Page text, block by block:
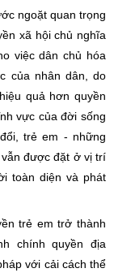
ngoặt quan trọng
xã hội chủ nghĩa
việc dân chủ hóa
của nhân dân, do
quả hơn quyền
vực của đời sống
trẻ em - những
được đặt ở vị trí
toàn diện và phát
trẻ em trở thành
chính quyền địa
với cải cách thể